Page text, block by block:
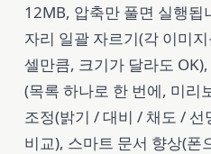
12MB, 압축만 풀면 실행됩
자리 일괄 자르기(각 이미
셀만큼, 크기가 달라도
(목록 하나로 한 번에, 미리
조정(밝기 / 대비 / 채도 /
비교), 스마트 문서 향상(폰